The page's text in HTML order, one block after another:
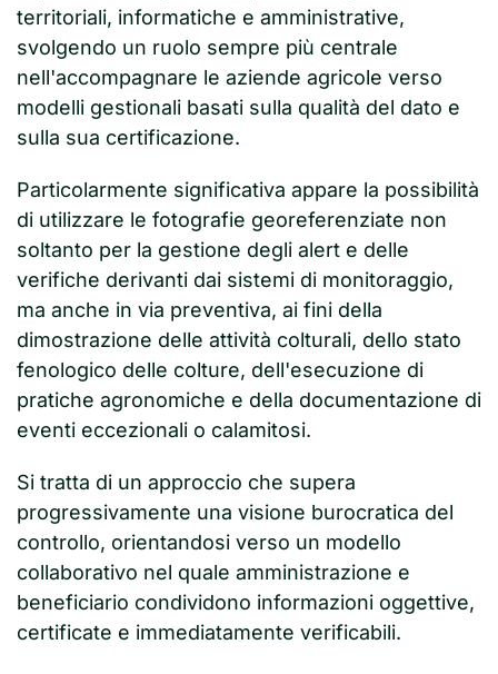
territoriali, informatiche e amministrative,
svolgendo un ruolo sempre più centrale
nell'accompagnare le aziende agricole verso
modelli gestionali basati sulla qualità del dato e
sulla sua certificazione.
Particolarmente significativa appare la possibilità
di utilizzare le fotografie georeferenziate non
soltanto per la gestione degli alert e delle
verifiche derivanti dai sistemi di monitoraggio,
ma anche in via preventiva, ai fini della
dimostrazione delle attività colturali, dello stato
fenologico delle colture, dell'esecuzione di
pratiche agronomiche e della documentazione di
eventi eccezionali o calamitosi.
Si tratta di un approccio che supera
progressivamente una visione burocratica del
controllo, orientandosi verso un modello
collaborativo nel quale amministrazione e
beneficiario condividono informazioni oggettive,
certificate e immediatamente verificabili.